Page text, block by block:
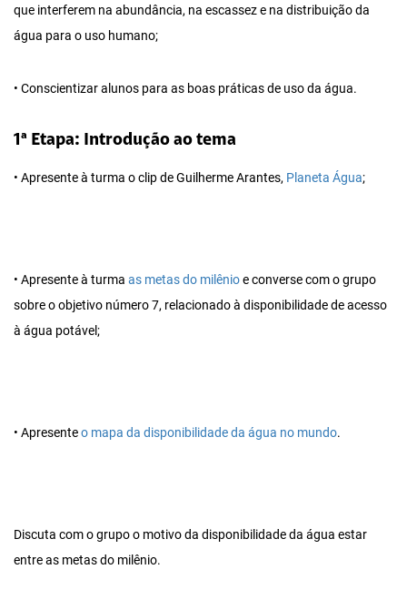
que interferem na abundância, na escassez e na distribuição da
água para o uso humano;
• Conscientizar alunos para as boas práticas de uso da água.
1ª Etapa: Introdução ao tema
• Apresente à turma o clip de Guilherme Arantes, Planeta Água;
• Apresente à turma as metas do milênioe converse com o grupo
sobre o objetivo número 7, relacionado à disponibilidade de acesso
à água potável;
• Apresenteo mapa da disponibilidade da água no mundo.
Discuta com o grupo o motivo da disponibilidade da água estar
entre as metas do milênio.